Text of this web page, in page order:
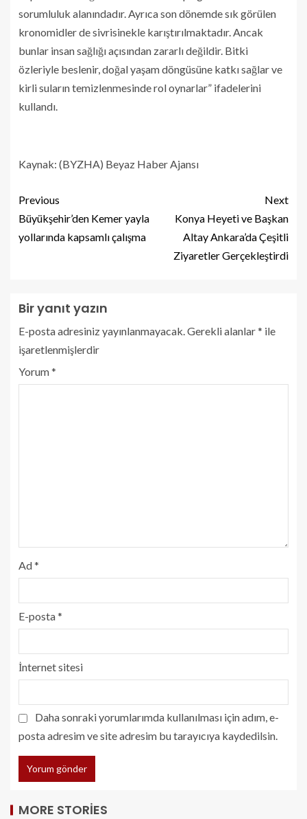
sorumluluk alanındadır. Ayrıca son dönemde sık görülen
kronomidler de sivrisinekle karıştırılmaktadır. Ancak
bunlar insan sağlığı açısından zararlı değildir. Bitki
özleriyle beslenir, doğal yaşam döngüsüne katkı sağlar ve
kirli suların temizlenmesinde rol oynarlar” ifadelerini
kullandı.
Kaynak: (BYZHA) Beyaz Haber Ajansı
Previous
Büyükşehir’den Kemer yayla
yollarında kapsamlı çalışma
Next
Konya Heyeti ve Başkan
Altay Ankara’da Çeşitli
Ziyaretler Gerçekleştirdi
Bir yanıt yazın
E-posta adresiniz yayınlanmayacak. Gerekli alanlar* ile
işaretlenmişlerdir
Yorum*
Ad*
E-posta*
İnternet sitesi
Daha sonraki yorumlarımda kullanılması için adım, e-
posta adresim ve site adresim bu tarayıcıya kaydedilsin.
MORE STORIES